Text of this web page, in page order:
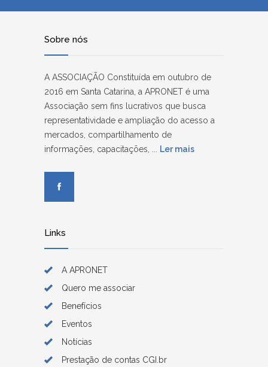
Sobre nós
A ASSOCIAÇÃO Constituída em outubro de
2016 em Santa Catarina, a APRONET é uma
Associação sem fins lucrativos que busca
representatividade e ampliação do acesso a
mercados, compartilhamento de
informações, capacitações, ... Ler mais
Links
A APRONET
Quero me associar
Benefícios
Eventos
Notícias
Prestação de contas CGI.br